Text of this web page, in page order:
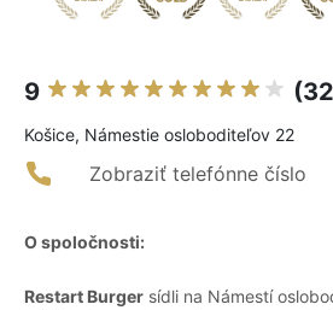
9
Košice, Námestie osloboditeľov 22
Zobraziť telefónne číslo
O spoločnosti:
Restart Burger sídli na Námestí